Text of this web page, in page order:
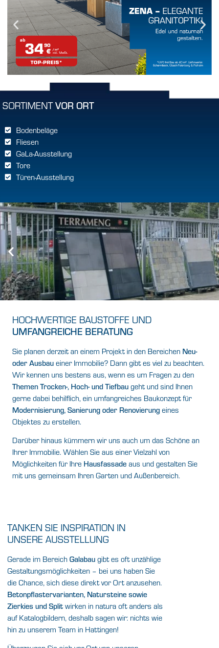
SORTIMENTVOR ORT
Bodenbeläge
Fliesen
GaLa-Ausstellung
Tore
Türen-Ausstellung
HOCHWERTIGE BAUSTOFFE UND
UMFANGREICHE BERATUNG
Sie planen derzeit an einem Projekt in den Bereichen Neu-
oder Ausbau einer Immobilie? Dann gibt es viel zu beachten.
Wir kennen uns bestens aus, wenn es um Fragen zu den
Themen Trocken-, Hoch- und Tiefbau geht und sind Ihnen
gerne dabei behilflich, ein umfangreiches Baukonzept für
Modernisierung, Sanierung oder Renovierung eines
Objektes zu erstellen.
Darüber hinaus kümmern wir uns auch um das Schöne an
Ihrer Immobilie. Wählen Sie aus einer Vielzahl von
Möglichkeiten für Ihre Hausfassade aus und gestalten Sie
mit uns gemeinsam Ihren Garten und Außenbereich.
TANKEN SIE INSPIRATION IN
UNSERE AUSSTELLUNG
Gerade im Bereich Galabau gibt es oft unzählige
Gestaltungsmöglichkeiten – bei uns haben Sie
die Chance, sich diese direkt vor Ort anzusehen.
Betonpflastervarianten, Natursteine sowie
Zierkies und Split wirken in natura oft anders als
auf Katalogbildern, deshalb sagen wir: nichts wie
hin zu unserem Team in Hattingen!